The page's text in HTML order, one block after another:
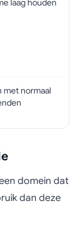
laag houden
met normaal
domein dat
dan deze